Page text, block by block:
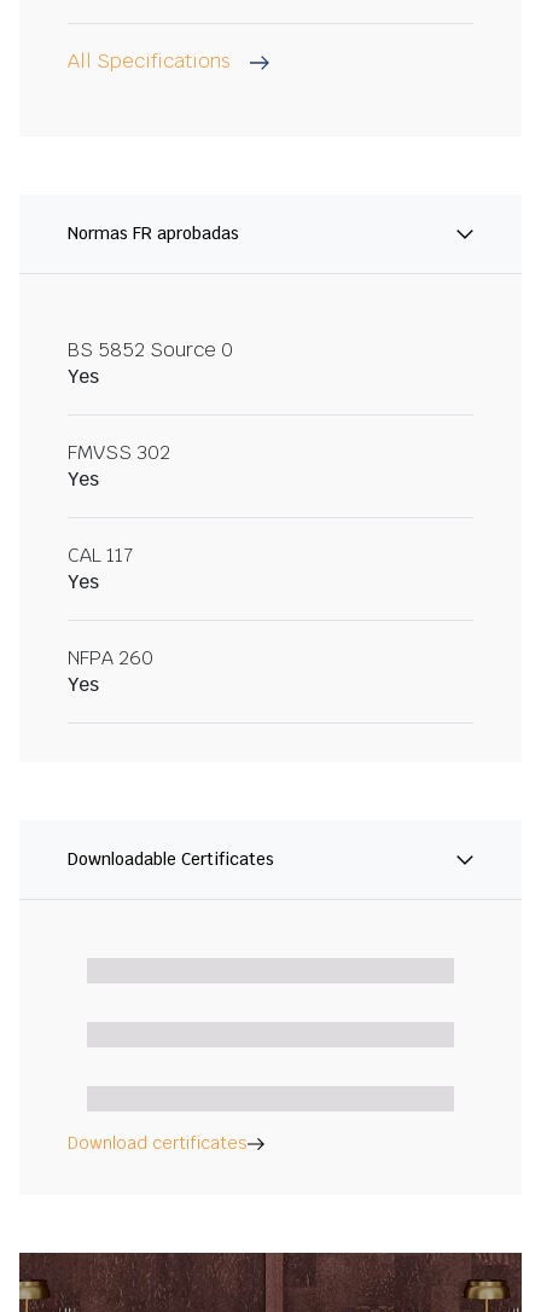
All Specifications
Normas FR aprobadas
BS 5852 Source 0
Yes
FMVSS 302
Yes
CAL 117
Yes
NFPA 260
Yes
Downloadable Certificates
Download certificates